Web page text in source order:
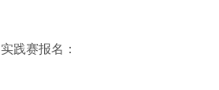
实践赛报名：